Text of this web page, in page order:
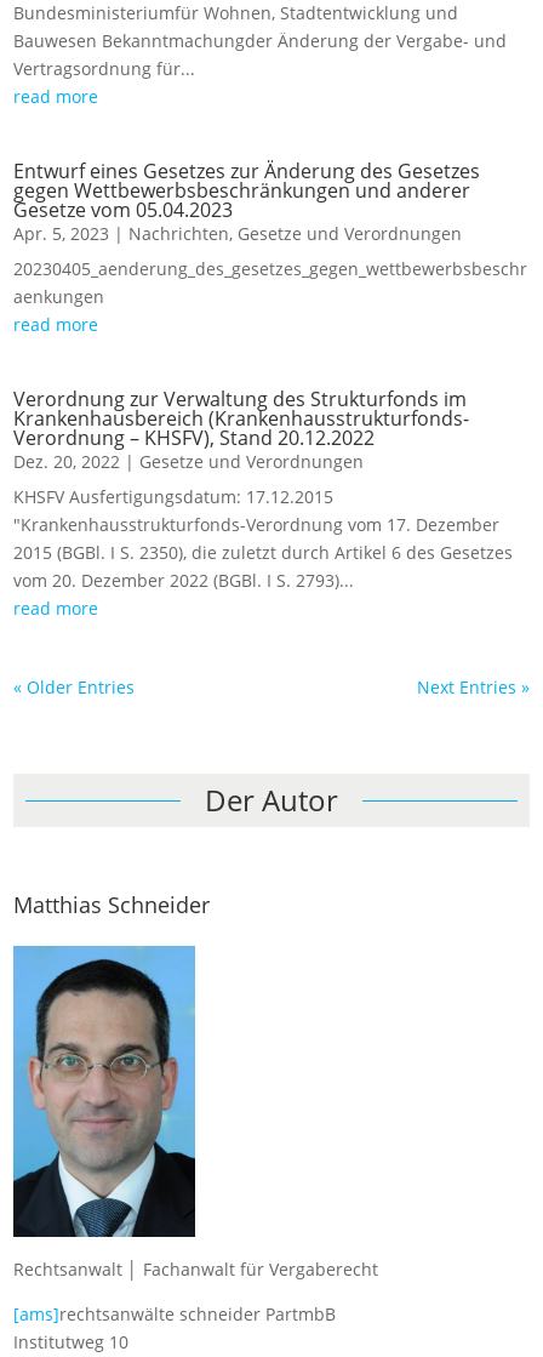
Bundesministeriumfür Wohnen, Stadtentwicklung und
Bauwesen Bekanntmachungder Änderung der Vergabe- und
Vertragsordnung für...
read more
Entwurf eines Gesetzes zur Änderung des Gesetzes
gegen Wettbewerbsbeschränkungen und anderer
Gesetze vom 05.04.2023
Apr. 5, 2023 | Nachrichten, Gesetze und Verordnungen
20230405_aenderung_des_gesetzes_gegen_wettbewerbsbeschr
aenkungen
read more
Verordnung zur Verwaltung des Strukturfonds im
Krankenhausbereich (Krankenhausstrukturfonds-
Verordnung – KHSFV), Stand 20.12.2022
Dez. 20, 2022 | Gesetze und Verordnungen
KHSFV Ausfertigungsdatum: 17.12.2015
"Krankenhausstrukturfonds-Verordnung vom 17. Dezember
2015 (BGBl. I S. 2350), die zuletzt durch Artikel 6 des Gesetzes
vom 20. Dezember 2022 (BGBl. I S. 2793)...
read more
« Older Entries Next Entries »
Der Autor
Matthias Schneider
Rechtsanwalt │ Fachanwalt für Vergaberecht
[ams]rechtsanwälte schneider PartmbB
Institutweg 10